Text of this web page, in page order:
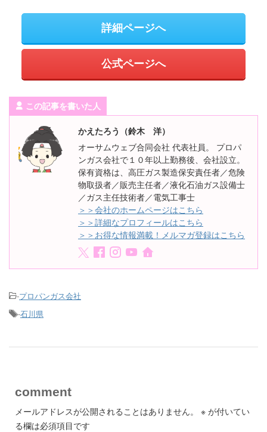
詳細ページへ
公式ページへ
この記事を書いた人
かえたろう（鈴木 洋）
オーサムウェブ合同会社 代表社員。 プロパ
ンガス会社で１０年以上勤務後、会社設立。
保有資格は、高圧ガス製造保安責任者／危険
物取扱者／販売主任者／液化石油ガス設備士
／ガス主任技術者／電気工事士
＞＞会社のホームページはこちら
＞＞詳細なプロフィールはこちら
＞＞お得な情報満載！メルマガ登録はこちら
-プロパンガス会社
-石川県
comment
メールアドレスが公開されることはありません。 ※ が付いてい
る欄は必須項目です